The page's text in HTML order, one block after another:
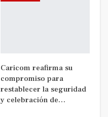
Caricom reafirma su
compromiso para
restablecer la seguridad
y celebración de…